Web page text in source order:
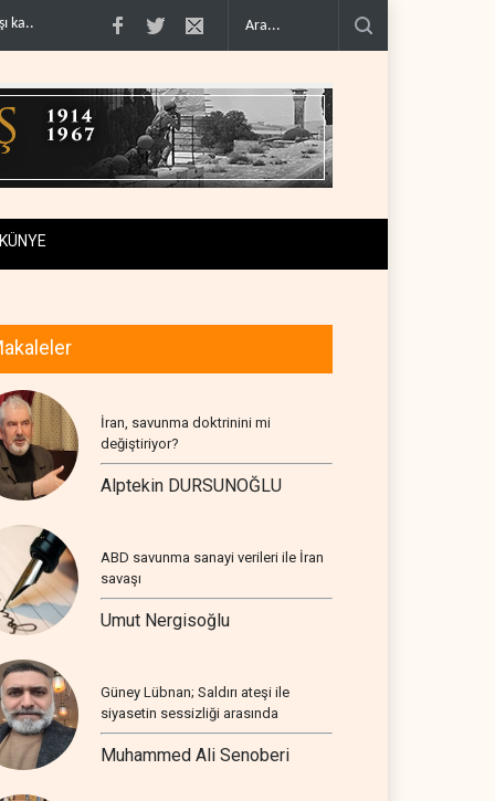
askeri denklem.. İsrail güçleri Lübnan ordusunu hedef aldı..
KÜNYE
İran, savunma doktrinini mi
değiştiriyor?
Alptekin DURSUNOĞLU
ABD savunma sanayi verileri ile İran
savaşı
Umut Nergisoğlu
Güney Lübnan; Saldırı ateşi ile
siyasetin sessizliği arasında
Muhammed Ali Senoberi